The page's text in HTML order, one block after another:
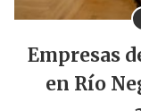
Empresas
en Río